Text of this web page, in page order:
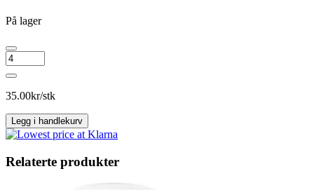
På lager
NUT
HEX19
12X1.25X34
CLOSED
PL-
12M
35.00kr/stk
Legg i handlekurv
Relaterte produkter